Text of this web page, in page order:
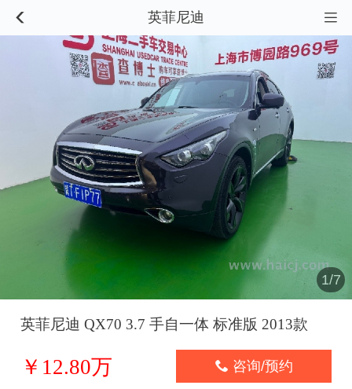
 英菲尼迪 
1/7
英菲尼迪 QX70 3.7 手自一体 标准版 2013款
￥12.80万  咨询/预约